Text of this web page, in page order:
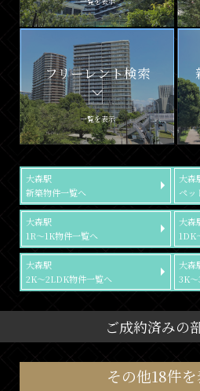
フリーレント検索
一覧を表示
大森駅
新築物件一覧へ
大森
ペッ
大森駅
1R～1K物件一覧へ
大森
1DK
大森駅
2K～2LDK物件一覧へ
大森
3K
ご成約済みの
その他18件